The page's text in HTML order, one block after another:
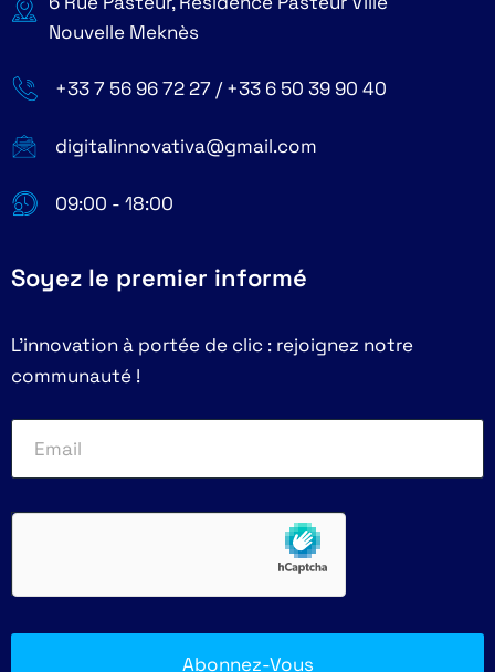
Nouvelle Meknès
+33 7 56 96 72 27 / +33 6 50 39 90 40
digitalinnovativa@gmail.com
09:00 - 18:00
Soyez le premier informé
L'innovation à portée de clic : rejoignez notre
communauté !